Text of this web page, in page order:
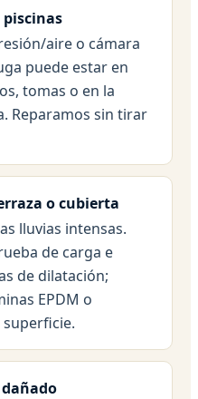
piscinas
aire o cámara
puede estar en
tomas o en la
Reparamos sin tirar
o cubierta
lluvias intensas.
de carga e
de dilatación;
EPDM o